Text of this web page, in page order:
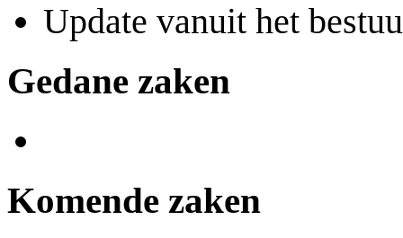
Update vanuit het
Gedane zaken
Komende zaken